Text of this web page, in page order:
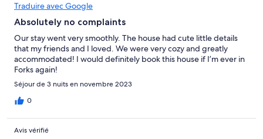
Traduire avec Google
Absolutely no complaints
Our stay went very smoothly. The house had cute little details
that my friends and I loved. We were very cozy and greatly
accommodated! I would definitely book this house if I’m ever in
Forks again!
Séjour de 3 nuits en novembre 2023
0
Avis vérifié